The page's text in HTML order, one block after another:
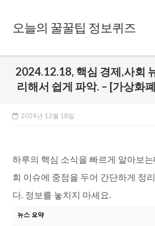
content오늘의 꿀꿀팁 정보퀴즈
2024.12.18, 핵심 경제,사회
리해서 쉽게 파악. – [가상화
2024년 12월 18일
하루의 핵심 소식을 빠르게 알아보
회 이슈에 중점을 두어 간단하게 정
다. 정보를 놓치지 마세요.